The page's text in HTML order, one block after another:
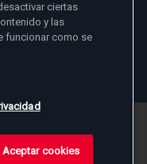
de privacidad.
aquí
ciertas
y las
funcionar como se
Aceptar cookies